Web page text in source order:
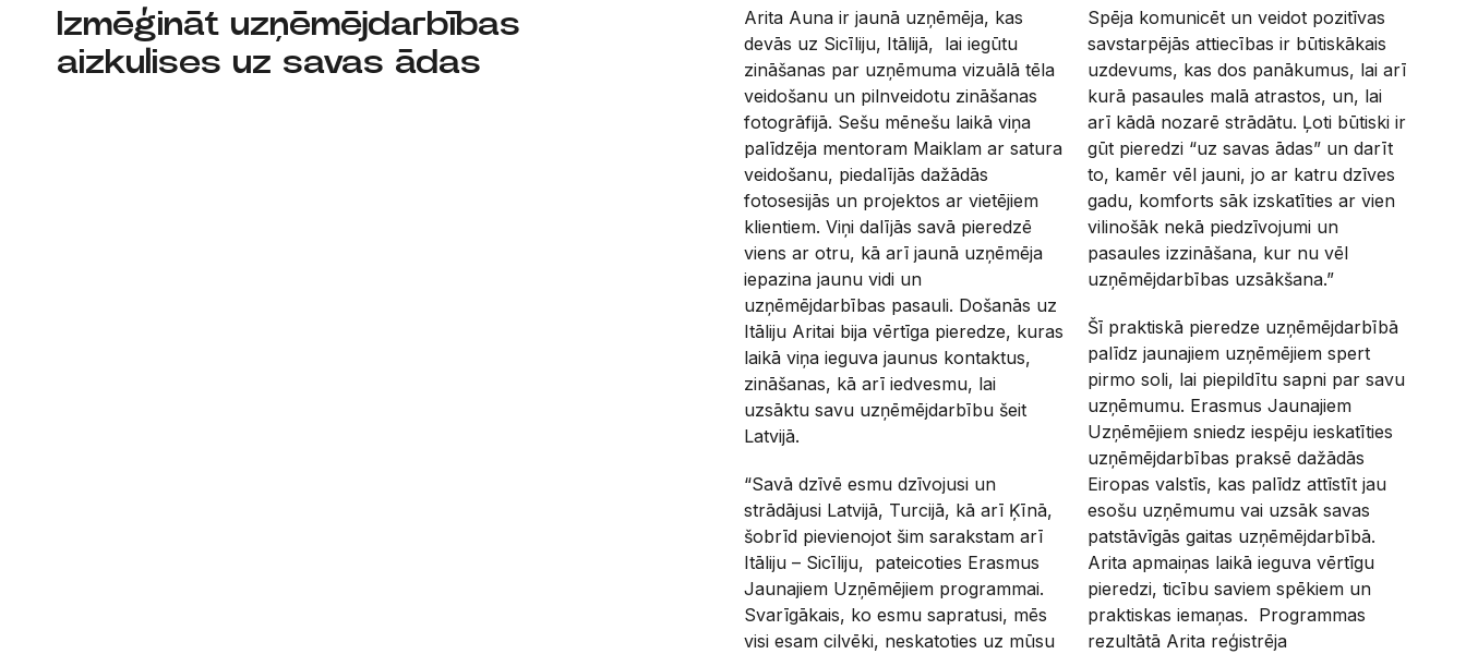
Izmēģināt uzņēmējdarbības
aizkulises uz savas ādas
Arita Auna ir jaunā uzņēmēja, kas
devās uz Sicīliju, Itālijā, lai iegūtu
zināšanas par uzņēmuma vizuālā tēla
veidošanu un pilnveidotu zināšanas
fotogrāfijā. Sešu mēnešu laikā viņa
palīdzēja mentoram Maiklam ar satura
veidošanu, piedalījās dažādās
fotosesijās un projektos ar vietējiem
klientiem. Viņi dalījās savā pieredzē
viens ar otru, kā arī jaunā uzņēmēja
iepazina jaunu vidi un
uzņēmējdarbības pasauli. Došanās uz
Itāliju Aritai bija vērtīga pieredze, kuras
laikā viņa ieguva jaunus kontaktus,
zināšanas, kā arī iedvesmu, lai
uzsāktu savu uzņēmējdarbību šeit
Latvijā.
“Savā dzīvē esmu dzīvojusi un
strādājusi Latvijā, Turcijā, kā arī Ķīnā,
šobrīd pievienojot šim sarakstam arī
Itāliju – Sicīliju, pateicoties Erasmus
Jaunajiem Uzņēmējiem programmai.
Svarīgākais, ko esmu sapratusi, mēs
visi esam cilvēki, neskatoties uz mūsu
Spēja komunicēt un veidot pozitīvas
savstarpējās attiecības ir būtiskākais
uzdevums, kas dos panākumus, lai arī
kurā pasaules malā atrastos, un, lai
arī kādā nozarē strādātu. Ļoti būtiski ir
gūt pieredzi “uz savas ādas” un darīt
to, kamēr vēl jauni, jo ar katru dzīves
gadu, komforts sāk izskatīties ar vien
vilinošāk nekā piedzīvojumi un
pasaules izzināšana, kur nu vēl
uzņēmējdarbības uzsākšana.”
Šī praktiskā pieredze uzņēmējdarbībā
palīdz jaunajiem uzņēmējiem spert
pirmo soli, lai piepildītu sapni par savu
uzņēmumu. Erasmus Jaunajiem
Uzņēmējiem sniedz iespēju ieskatīties
uzņēmējdarbības praksē dažādās
Eiropas valstīs, kas palīdz attīstīt jau
esošu uzņēmumu vai uzsāk savas
patstāvīgās gaitas uzņēmējdarbībā.
Arita apmaiņas laikā ieguva vērtīgu
pieredzi, ticību saviem spēkiem un
praktiskas iemaņas. Programmas
rezultātā Arita reģistrēja